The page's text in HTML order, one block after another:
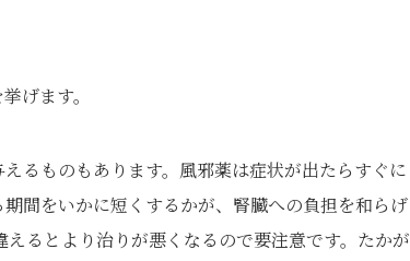
げます。
るものもあります。風邪薬は症状が出たらすぐに
間をいかに短くするかが、腎臓への負担を和らげ
るとより治りが悪くなるので要注意です。たかが